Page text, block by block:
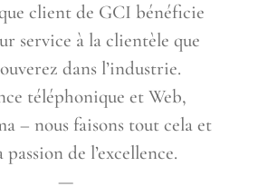
client de GCI bénéficie
service à la clientèle que
dans l’industrie.
téléphonique et Web,
– nous faisons tout cela et
passion de l’excellence.
—